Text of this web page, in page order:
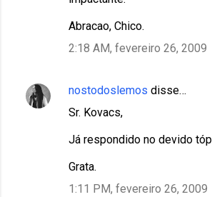
Abracao, Chico.
2:18 AM, fevereiro 26, 2009
nostodoslemos disse…
Sr. Kovacs,
Já respondido no devido
Grata.
1:11 PM, fevereiro 26, 2009